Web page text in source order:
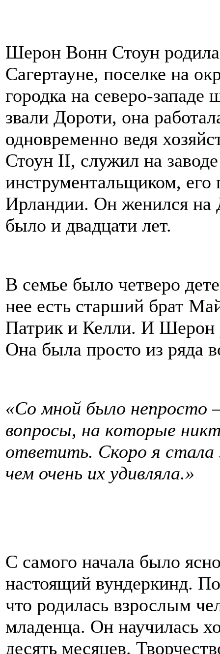
Шерон Вонн Стоун
Сагертауне, поселке на
городка на северо-
звали Дороти, она
одновременно ведя
Стоун II, служил на
инструментальщиком,
Ирландии. Он женился на
было и двадцати лет.
В семье было четверо
нее есть старший брат
Патрик и Келли. И Шерон
Она была просто из ряда
«Со мной было непросто
вопросы, на которые
ответить. Скоро я стала
чем очень их удивляла.»
С самого начала было
настоящий вундеркинд.
что родилась взрослым
младенца. Он научилась
десять месяцев.